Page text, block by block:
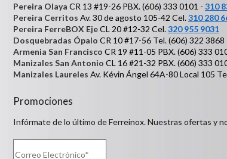
Pereira Olaya CR 13 #19-26 PBX. (606) 333 0101 - 310
Pereira Cerritos Av. 30 de agosto 105-42 Cel.310 280
Pereira FerreBOX EjeCL 20 #12-32 Cel.320 955 9031
Dosquebradas Ópalo CR 10 #17-56 Tel. (606) 322 3868
Armenia San Francisco CR 19 #11-05 PBX. (606) 333
Manizales San Antonio CL 16 #21-32 PBX. (606) 333
Manizales Laureles Av. Kévin Ángel 64A-80 Local 105
Promociones
Infórmate de lo último de Ferreinox. Nuestras ofertas y